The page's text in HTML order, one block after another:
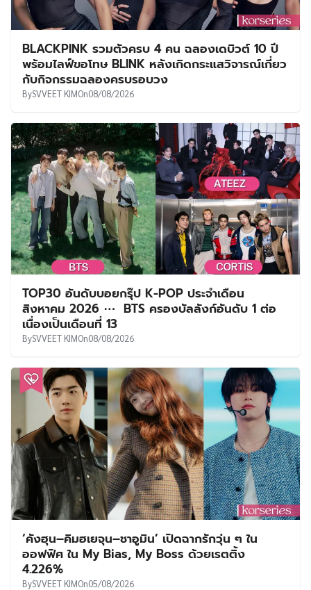
BLACKPINK รวมตัวครบ 4 คน ฉลองเดบิวต์ 10 ปี
พร้อมไลฟ์ขอโทษ BLINK หลังเกิดกระแสวิจารณ์เกี่ยว
กับกิจกรรมฉลองครบรอบวง
BySVVEET KIMOn08/08/2026
TOP30 อันดับบอยกรุ๊ป K-POP ประจำเดือน
สิงหาคม 2026 ⋯ BTS ครองบัลลังก์อันดับ 1 ต่อ
เนื่องเป็นเดือนที่ 13
BySVVEET KIMOn08/08/2026
‘คังฮุน–คิมฮเยจุน–ชาอูมิน’ เปิดฉากรักวุ่น ๆ ใน
ออฟฟิศ ใน My Bias, My Boss ด้วยเรตติ้ง
4.226%
BySVVEET KIMOn05/08/2026